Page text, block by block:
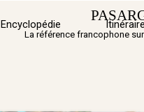
Encyclopédie
La référence francophone